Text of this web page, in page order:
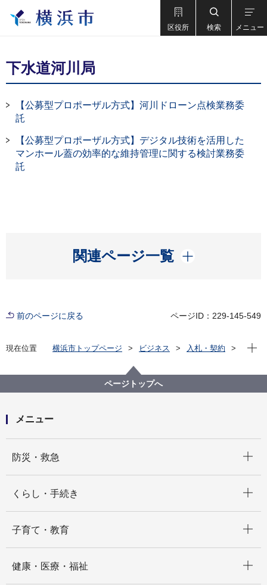
区役所 検索 メニュー
下水道河川局
【公募型プロポーザル方式】河川ドローン点検業務委
託
【公募型プロポーザル方式】デジタル技術を活用した
マンホール蓋の効率的な維持管理に関する検討業務委
託
関連ページ一覧
開く
前のページに戻る ページID：229-145-549
現在位置 横浜市トップページ ビジネス
入札・契約
現在
ページトップへ
メニュー
防災・救急
くらし・手続き
子育て・教育
健康・医療・福祉